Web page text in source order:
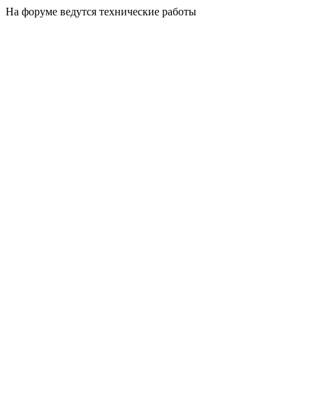
На форуме ведутся технические работы